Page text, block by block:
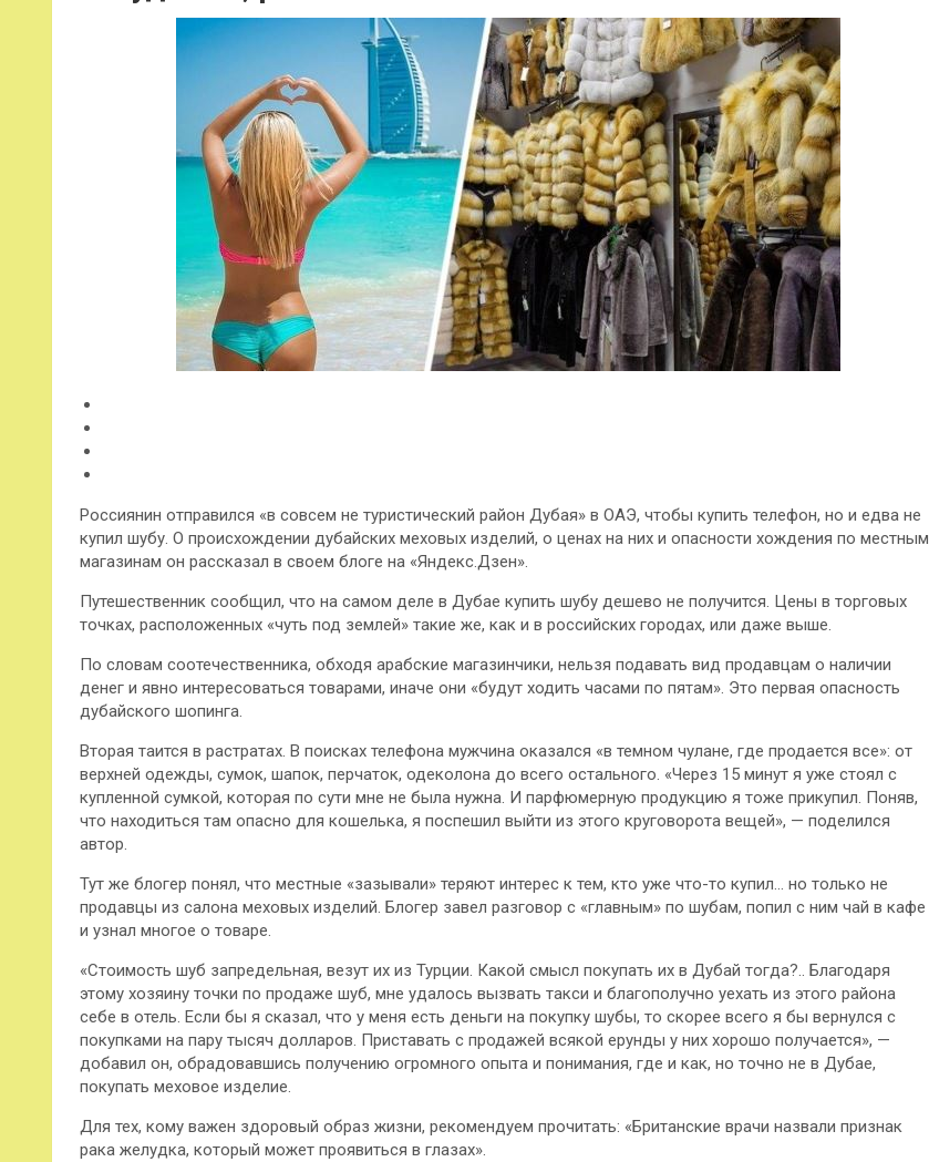
Россиянин отправился «в совсем не туристический район Дубая» в ОАЭ, чтобы купить телефон, но и едва не
купил шубу. О происхождении дубайских меховых изделий, о ценах на них и опасности хождения по местным
магазинам он рассказал в своем блоге на «Яндекс.Дзен».
Путешественник сообщил, что на самом деле в Дубае купить шубу дешево не получится. Цены в торговых
точках, расположенных «чуть под землей» такие же, как и в российских городах, или даже выше.
По словам соотечественника, обходя арабские магазинчики, нельзя подавать вид продавцам о наличии
денег и явно интересоваться товарами, иначе они «будут ходить часами по пятам». Это первая опасность
дубайского шопинга.
Вторая таится в растратах. В поисках телефона мужчина оказался «в темном чулане, где продается все»: от
верхней одежды, сумок, шапок, перчаток, одеколона до всего остального. «Через 15 минут я уже стоял с
купленной сумкой, которая по сути мне не была нужна. И парфюмерную продукцию я тоже прикупил. Поняв,
что находиться там опасно для кошелька, я поспешил выйти из этого круговорота вещей», — поделился
автор.
Тут же блогер понял, что местные «зазывали» теряют интерес к тем, кто уже что-то купил… но только не
продавцы из салона меховых изделий. Блогер завел разговор с «главным» по шубам, попил с ним чай в кафе
и узнал многое о товаре.
«Стоимость шуб запредельная, везут их из Турции. Какой смысл покупать их в Дубай тогда?.. Благодаря
этому хозяину точки по продаже шуб, мне удалось вызвать такси и благополучно уехать из этого района
себе в отель. Если бы я сказал, что у меня есть деньги на покупку шубы, то скорее всего я бы вернулся с
покупками на пару тысяч долларов. Приставать с продажей всякой ерунды у них хорошо получается», —
добавил он, обрадовавшись получению огромного опыта и понимания, где и как, но точно не в Дубае,
покупать меховое изделие.
Для тех, кому важен здоровый образ жизни, рекомендуем прочитать: «Британские врачи назвали признак
рака желудка, который может проявиться в глазах».